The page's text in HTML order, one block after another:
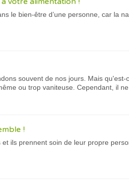
le bien-être d’une personne, car la
souvent de nos jours. Mais
ou trop vaniteuse. Cependant, il
!
ils prennent soin de leur propre